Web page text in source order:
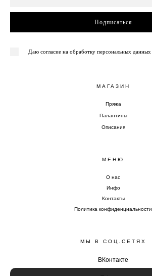
Подписаться
Даю согласие на обработку персональных данных
МАГАЗИН
Пряжа
Палантины
Описания
МЕНЮ
О нас
Инфо
Контакты
Политика конфиденциальности
МЫ В СОЦ.СЕТЯХ
ВКонтакте